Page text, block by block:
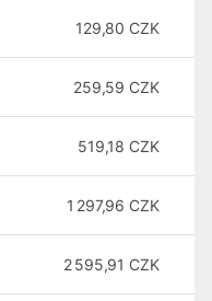
129,80 CZK
259,59 CZK
519,18 CZK
1 297,96 CZK
2 595,91 CZK